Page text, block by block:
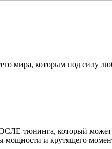
мира, которым под силу
тюнинга, который
мощности и крутящего